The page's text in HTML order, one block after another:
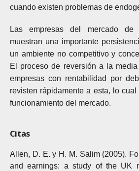
cuando existen problemas de
Las empresas del mercado de
muestran una importante
un ambiente no competitivo y
El proceso de reversión a la
empresas con rentabilidad por
revisten rápidamente a esta, lo
funcionamiento del mercado.
Citas
Allen, D. E. y H. M. Salim (2005).
and earnings: a study of the UK